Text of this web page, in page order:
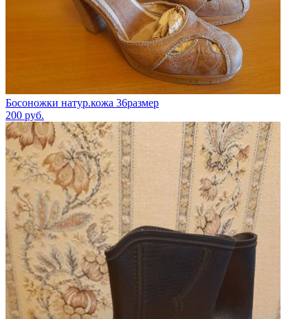
Босоножки натур.кожа 36размер
200 руб.